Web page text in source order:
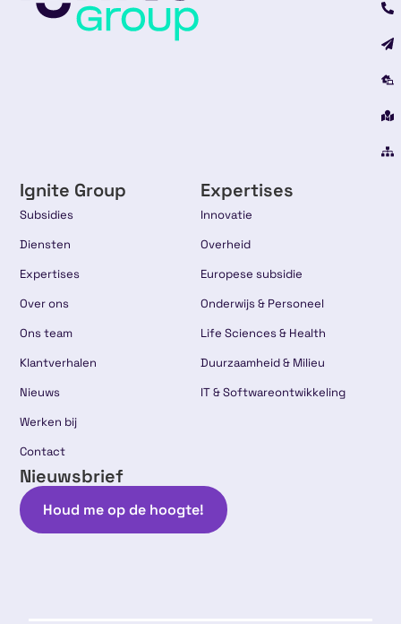
Ignite Group
Subsidies
Diensten
Expertises
Over ons
Ons team
Klantverhalen
Nieuws
Werken bij
Contact
Expertises
Innovatie
Overheid
Europese subsidie
Onderwijs & Personeel
Life Sciences & Health
Duurzaamheid & Milieu
IT & Softwareontwikkeling
Nieuwsbrief
Houd me op de hoogte!